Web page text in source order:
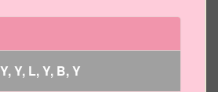
Y, L, Y, B, Y